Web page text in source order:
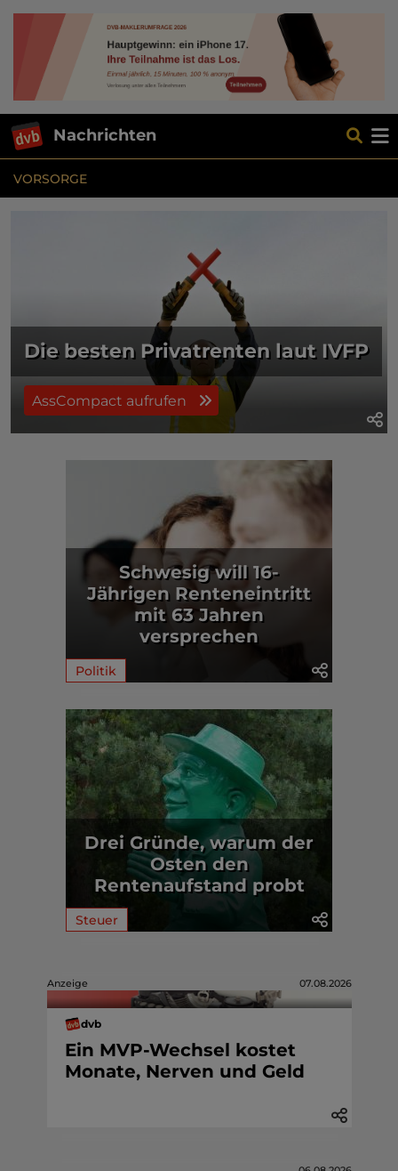
Nachrichten
VORSORGE
Die besten Privatrenten laut IVFP
AssCompact aufrufen
Schwesig will 16-
Jährigen Renteneintritt
mit 63 Jahren
versprechen
Politik
Drei Gründe, warum der
Osten den
Rentenaufstand probt
Steuer
Anzeige 07.08.2026
dvb
Ein MVP-Wechsel kostet
Monate, Nerven und Geld